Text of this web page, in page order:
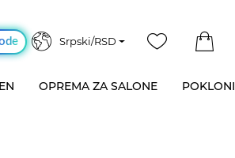
Srpski/RSD
OPREMA ZA SALONE POKLONI